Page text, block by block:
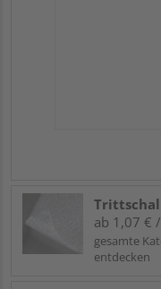
ab 1,07 €
gesamte
entdecken